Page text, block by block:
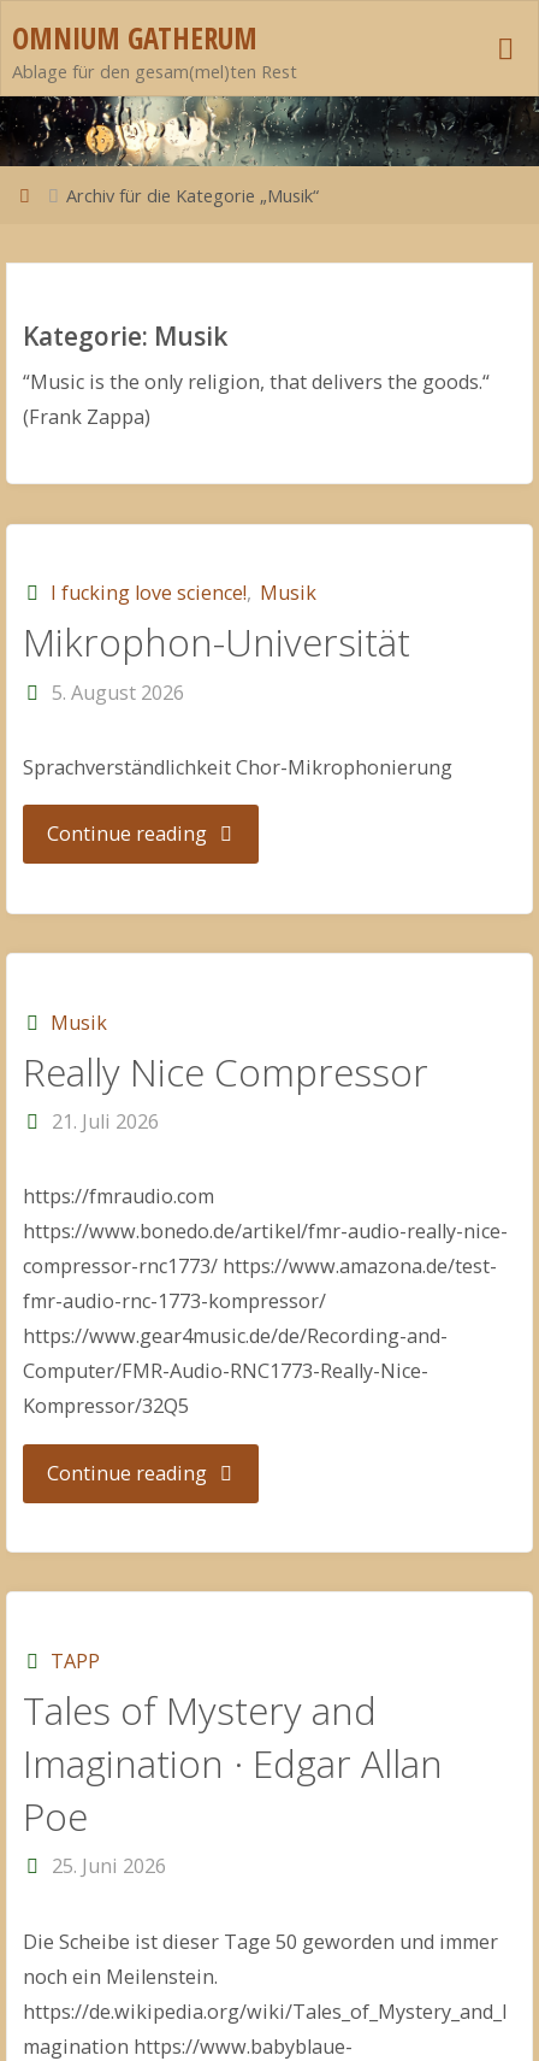
Inhalt
springen
OMNIUM GATHERUM
Ablage für den gesam(mel)ten Rest
StartArchiv für die Kategorie „Musik“
Kategorie: Musik
“Music is the only religion, that delivers the goods.“
(Frank Zappa)
I fucking love science!, Musik
Mikrophon-Universität
5. August 2026
Sprachverständlichkeit Chor-Mikrophonierung
Continue reading"Mikrophon-
Musik
Really Nice Compressor
21. Juli 2026
https://fmraudio.com
https://www.bonedo.de/artikel/fmr-audio-really-nice-
compressor-rnc1773/ https://www.amazona.de/test-
fmr-audio-rnc-1773-kompressor/
https://www.gear4music.de/de/Recording-and-
Computer/FMR-Audio-RNC1773-Really-Nice-
Kompressor/32Q5
Continue reading"Really
Compressor"
TAPP
Tales of Mystery and
Imagination · Edgar Allan
Poe
25. Juni 2026
Die Scheibe ist dieser Tage 50 geworden und immer
noch ein Meilenstein.
https://de.wikipedia.org/wiki/Tales_of_Mystery_and_I
magination https://www.babyblaue-